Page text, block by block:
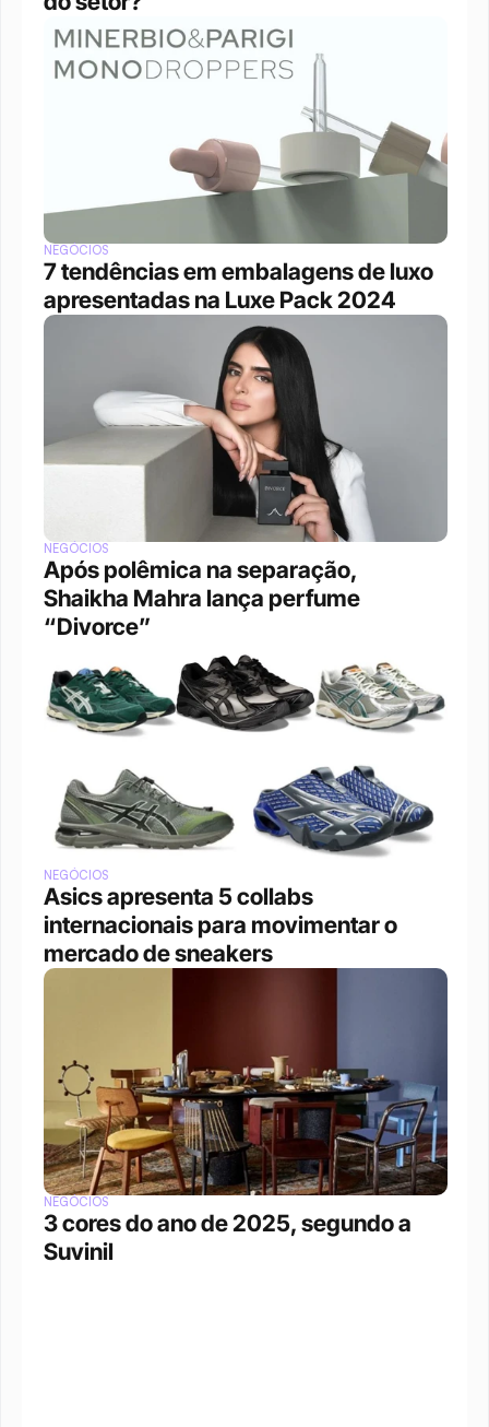
NEGÓCIOS
7 tendências em embalagens de luxo
apresentadas na Luxe Pack 2024
NEGÓCIOS
Após polêmica na separação,
Shaikha Mahra lança perfume
“Divorce”
NEGÓCIOS
Asics apresenta 5 collabs
internacionais para movimentar o
mercado de sneakers
NEGÓCIOS
3 cores do ano de 2025, segundo a
Suvinil